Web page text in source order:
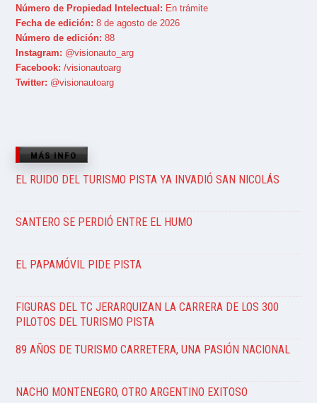
Número de Propiedad Intelectual: En trámite
Fecha de edición: 8 de agosto de 2026
Número de edición: 88
Instagram: @visionauto_arg
Facebook: /visionautoarg
Twitter: @visionautoarg
MÁS INFO
EL RUIDO DEL TURISMO PISTA YA INVADIÓ SAN NICOLÁS
SANTERO SE PERDIÓ ENTRE EL HUMO
EL PAPAMÓVIL PIDE PISTA
FIGURAS DEL TC JERARQUIZAN LA CARRERA DE LOS 300
PILOTOS DEL TURISMO PISTA
89 AÑOS DE TURISMO CARRETERA, UNA PASIÓN NACIONAL
NACHO MONTENEGRO, OTRO ARGENTINO EXITOSO